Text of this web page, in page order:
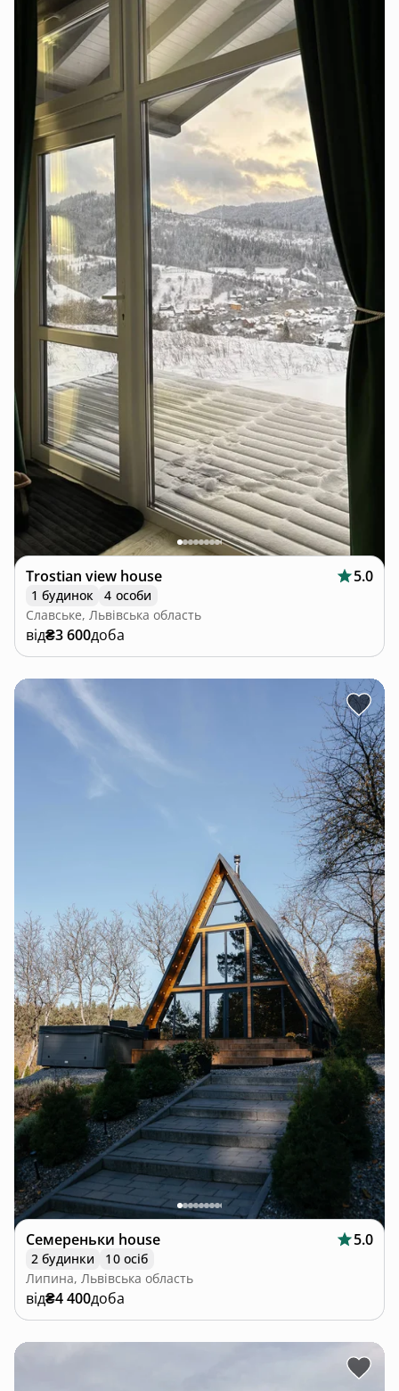
Trostian view house 5.0
1 будинок
4 особи
Славське, Львівська область
від₴3 600доба
Семереньки house 5.0
2 будинки
10 осіб
Липина, Львівська область
від₴4 400доба